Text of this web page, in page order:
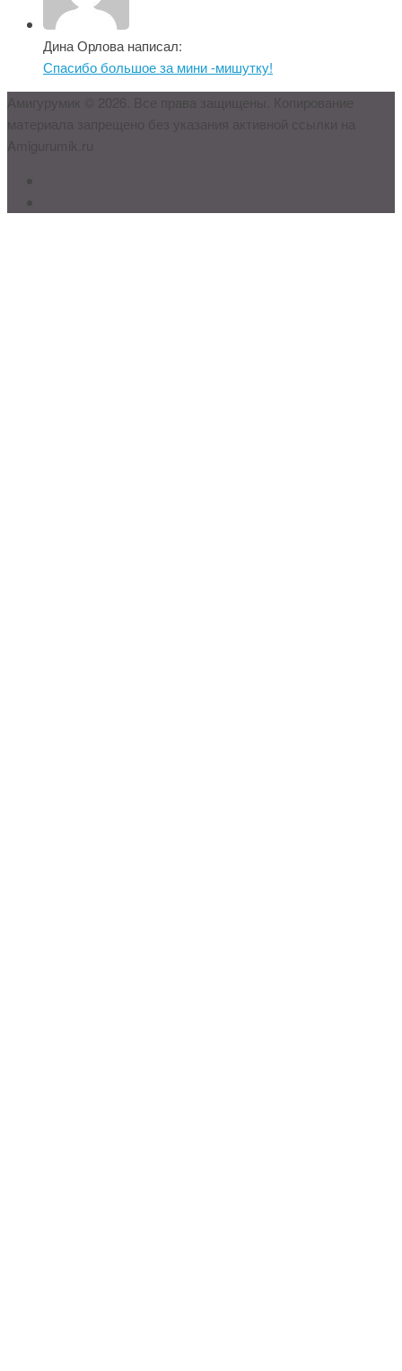
Дина Орлова написал:
Спасибо большое за мини -мишутку!
Амигурумик © 2026. Все права защищены. Копирование
материала запрещено без указания активной ссылки на
Amigurumik.ru